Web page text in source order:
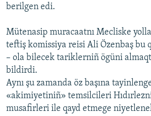
berilgen edi.
Mütenasip muracaatnı Mecliske
teftiş komissiya reisi Ali Özenbaş bu
– ola bilecek tariklerniñ ögüni
bildirdi.
Aynı şu zamanda öz başına
«akimiyetiniñ» temsilcileri
musafirleri ile qayd etmege